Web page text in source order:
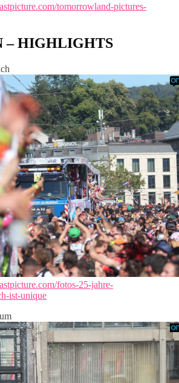
tomorrowland-pictures-
– HIGHLIGHTS
fotos-25-jahre-
ist-unique